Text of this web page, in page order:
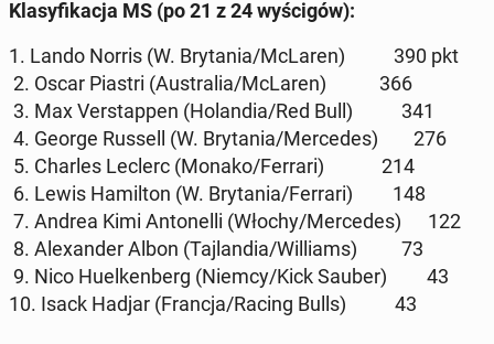
Kla­sy­fi­ka­cja MS (po 21 z 24 wy­ści­gów):
1. Lando Norris (W. Bry­ta­nia/McLaren) 390 pkt
2. Oscar Piastri (Au­stra­lia/McLaren) 366
3. Max Ver­stap­pen (Ho­lan­dia/Red Bull) 341
4. George Russell (W. Bry­ta­nia/Mer­ce­des) 276
5. Charles Leclerc (Monako/Ferrari) 214
6. Lewis Ha­mil­ton (W. Bry­ta­nia/Ferrari) 148
7. Andrea Kimi An­to­nel­li (Włochy/Mer­ce­des) 122
8. Ale­xan­der Albon (Taj­lan­dia/Wil­liams) 73
9. Nico Hu­el­ken­berg (Niemcy/Kick Sauber) 43
10. Isack Hadjar (Francja/Racing Bulls) 43